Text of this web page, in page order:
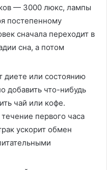
— 3000 люкс, лампы
постепенному
сначала переходит в
сна, а потом
диете или состоянию
добавить что-нибудь
чай или кофе.
первого часа
ускорит обмен